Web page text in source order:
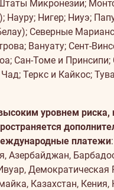
Микронезии;
Нигер; Ниуэ;
Северные
Вануату; Сент-
Сан-Томе и
Теркс и Кайкос;
уровнем риска,
платежи
Азербайджан,
Демократическая
Казахстан,